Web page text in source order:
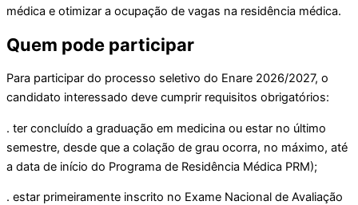
médica e otimizar a ocupação de vagas na residência médica.
Quem pode participar
Para participar do processo seletivo do Enare 2026/2027, o
candidato interessado deve cumprir requisitos obrigatórios:
. ter concluído a graduação em medicina ou estar no último
semestre, desde que a colação de grau ocorra, no máximo, até
a data de início do Programa de Residência Médica PRM);
. estar primeiramente inscrito no Exame Nacional de Avaliação